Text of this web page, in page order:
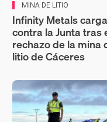
MINA DE LITIO
Infinity Metals carga
contra la Junta tras
rechazo de la mina
litio de Cáceres